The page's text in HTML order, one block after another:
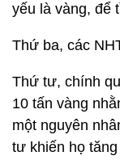
yếu là vàng, để
Thứ ba, các
Thứ tư, chính
10 tấn vàng
một nguyên
tư khiến họ